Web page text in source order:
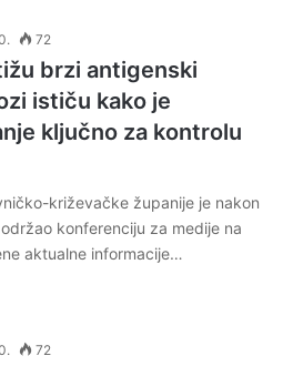
72
brzi antigenski
ističu kako je
ključno za kontrolu
križevačke županije je nakon
konferenciju za medije na
aktualne informacije…
72